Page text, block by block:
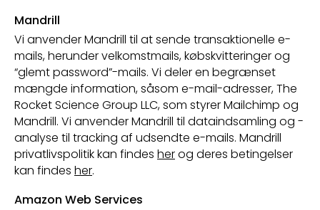
Mandrill
Vi anvender Mandrill til at sende transaktionelle e-
mails, herunder velkomstmails, købskvitteringer og
“glemt password”-mails. Vi deler en begrænset
mængde information, såsom e-mail-adresser, The
Rocket Science Group LLC, som styrer Mailchimp og
Mandrill. Vi anvender Mandrill til dataindsamling og -
analyse til tracking af udsendte e-mails. Mandrill
privatlivspolitik kan findes herog deres betingelser
kan findes her.
Amazon Web Services